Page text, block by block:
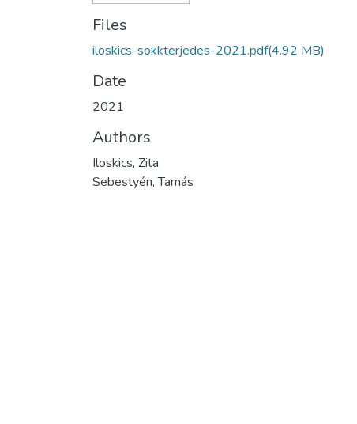
Files
iloskics-sokkterjedes-2021.pdf(4.92 MB)
Date
2021
Authors
Iloskics, Zita
Sebestyén, Tamás